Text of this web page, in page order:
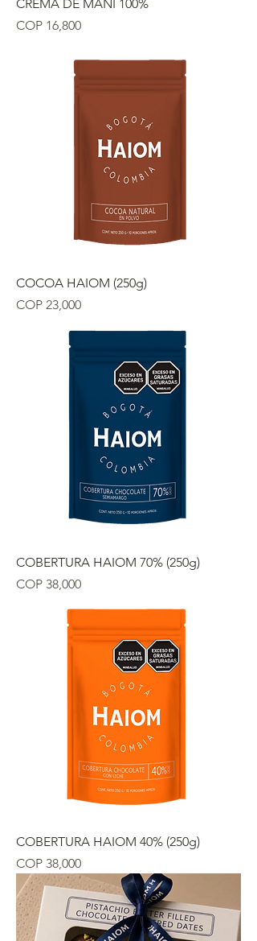
CREMA DE MANI 100%
Precio
COP 16,800
COCOA HAIOM (250g)
Precio
COP 23,000
COBERTURA HAIOM 70% (250g)
Precio
COP 38,000
COBERTURA HAIOM 40% (250g)
Precio
COP 38,000